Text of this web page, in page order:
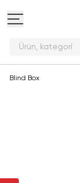
Ürün, ka
Blind Box